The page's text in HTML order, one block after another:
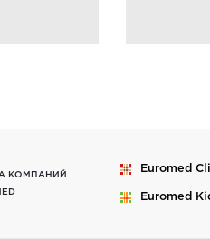
КОМПАНИЙ
Euromed
Euromed